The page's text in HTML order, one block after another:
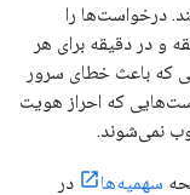
درخواست‌ها را
و در دقیقه برای هر
که باعث خطای سرور
که احراز هویت
نمی‌شوند.
سهمیه‌ها
در